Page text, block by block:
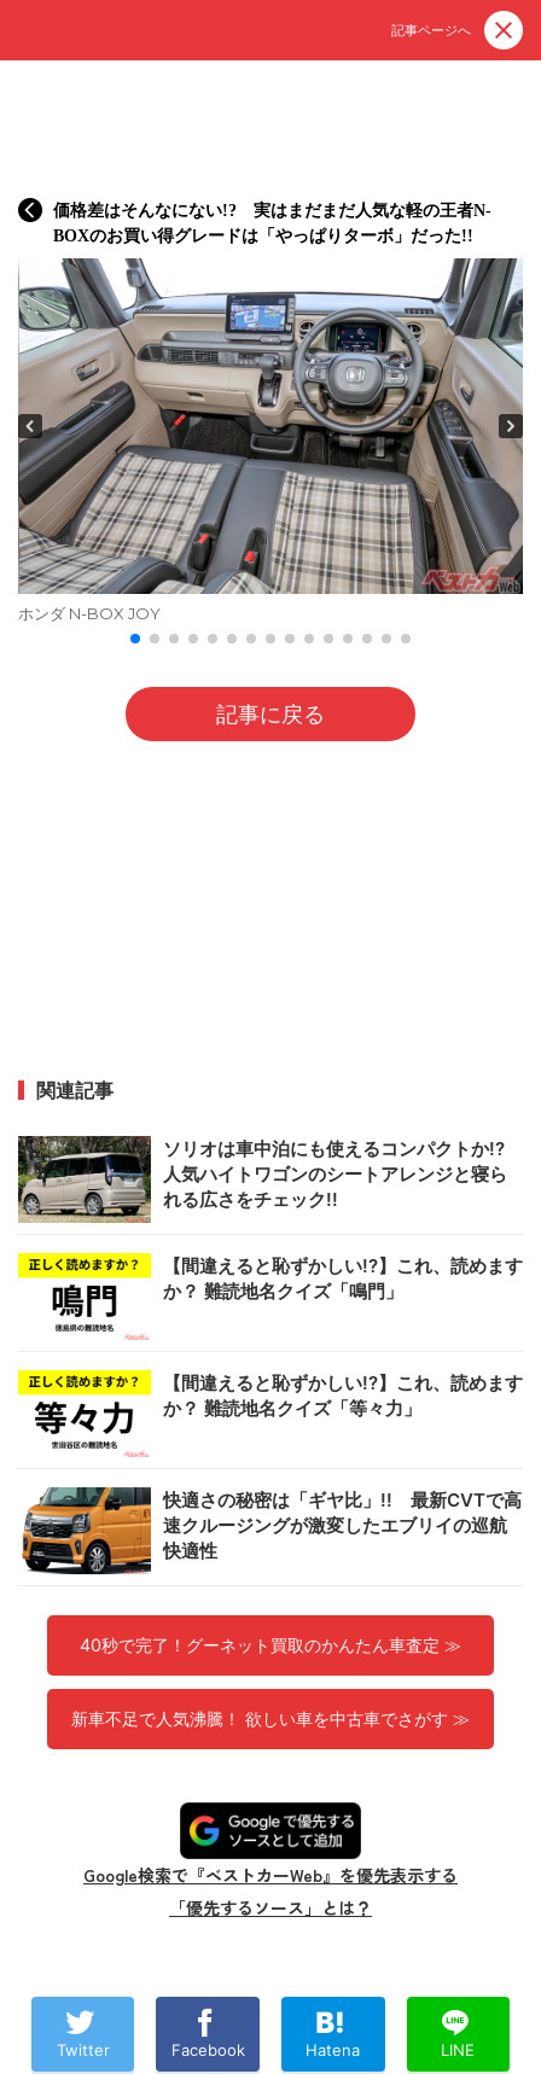
記事ページへ
価格差はそんなにない!? 実はまだまだ人気な軽の王者N-
BOXのお買い得グレードは「やっぱりターボ」だった!!
ホンダ N-BOX JOY
記事に戻る
関連記事
ソリオは車中泊にも使えるコンパクトか!?
人気ハイトワゴンのシートアレンジと寝ら
れる広さをチェック!!
【間違えると恥ずかしい!?】これ、読めます
か？ 難読地名クイズ「鳴門」
【間違えると恥ずかしい!?】これ、読めます
か？ 難読地名クイズ「等々力」
快適さの秘密は「ギヤ比」!! 最新CVTで高
速クルージングが激変したエブリイの巡航
快適性
40秒で完了！グーネット買取のかんたん車査定 ≫
新車不足で人気沸騰！ 欲しい車を中古車でさがす ≫
Google検索で『ベストカーWeb』を優先表示する
「優先するソース」とは？
Twitter Facebook Hatena LINE